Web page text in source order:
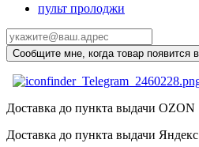
пульт пролоджи
Доставка до пункта выдачи OZON
Доставка до пункта выдачи Яндекс